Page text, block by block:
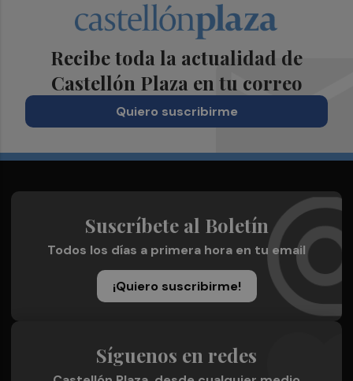
Recibe toda la actualidad de
Castellón Plaza en tu correo
Quiero suscribirme
Suscríbete al Boletín
Todos los días a primera hora en tu email
¡Quiero suscribirme!
Síguenos en redes